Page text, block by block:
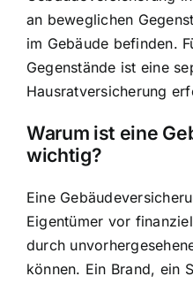
an beweglichen
im Gebäude befinden.
Gegenstände ist eine
Hausratversicherung
Warum ist eine
wichtig?
Eine
Eigentümer vor
durch
können. Ein Brand, ein